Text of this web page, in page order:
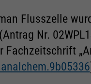
Flusszelle
Nr.
Fachzeitschrift